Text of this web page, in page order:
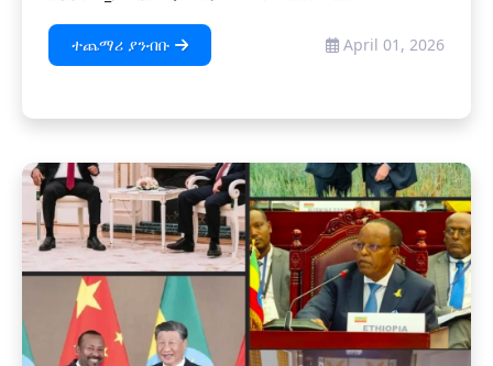
ተጨማሪ ያንብቡ April 01, 2026